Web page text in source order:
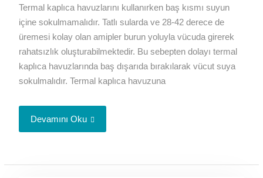
Termal kaplıca havuzlarını kullanırken baş kısmı suyun
içine sokulmamalıdır. Tatlı sularda ve 28-42 derece de
üremesi kolay olan amipler burun yoluyla vücuda girerek
rahatsızlık oluşturabilmektedir. Bu sebepten dolayı termal
kaplıca havuzlarında baş dışarıda bırakılarak vücut suya
sokulmalıdır. Termal kaplıca havuzuna
Devamını Oku